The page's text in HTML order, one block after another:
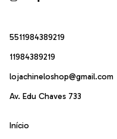
5511984389219
11984389219
lojachineloshop@gmail.com
Av. Edu Chaves 733
Início